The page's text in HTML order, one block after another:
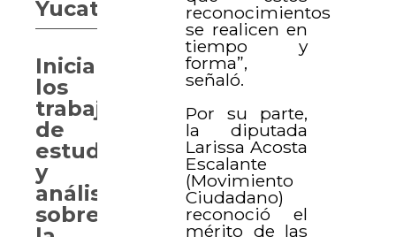
reconocimientos
se realicen en
tiempo y
forma”,
señaló.
Por su parte,
la diputada
Larissa Acosta
Escalante
(Movimiento
Ciudadano)
reconoció el
mérito de las
Yucatán
Inician
los
trabajos
de
estudio
y
análisis
sobre